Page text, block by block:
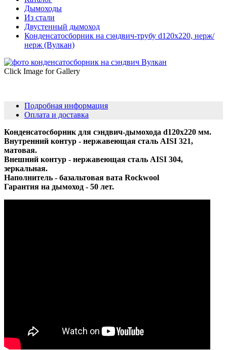
Дымоходы
Из стали
Двустенный дымоход
Конденсатосборник на сэндвич-трубу d120х220, нерж/
нерж (Вулкан)
Click Image for Gallery
Подробная информация
Оплата и доставка
Конденсатосборник для сэндвич-дымохода d120х220 мм.
Внутренний контур - нержавеющая сталь AISI 321,
матовая.
Внешний контур - нержавеющая сталь AISI 304,
зеркальная.
Наполнитель - базальтовая вата Rockwool
Гарантия на дымоход - 50 лет.